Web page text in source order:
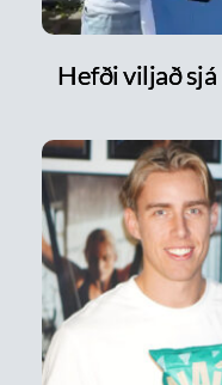
Hefði viljað